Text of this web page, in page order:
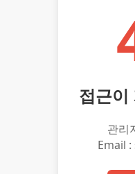
접근이
관리
Email